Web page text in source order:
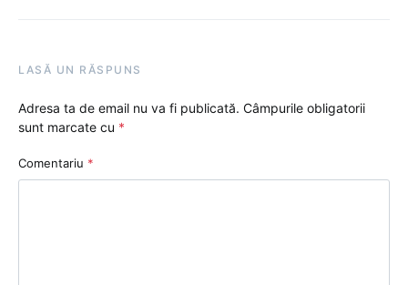
LASĂ UN RĂSPUNS
Adresa ta de email nu va fi publicată. Câmpurile obligatorii
sunt marcate cu *
Comentariu *